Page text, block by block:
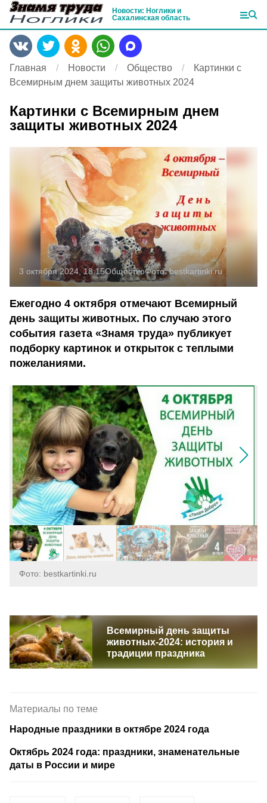
Новости: Ноглики и
Сахалинская область
Главная Новости Общество
Картинки с
Всемирным днем защиты животных 2024
Картинки с Всемирным днем
защиты животных 2024
3 октября 2024, 18:15ОбществоФото:bestkartinki.ru
Ежегодно 4 октября отмечают Всемирный
день защиты животных. По случаю этого
события газета «Знамя труда» публикует
подборку картинок и открыток с теплыми
пожеланиями.
Фото: bestkartinki.ru
Всемирный день защиты
животных-2024: история и
традиции праздника
Материалы по теме
Народные праздники в октябре 2024 года
Октябрь 2024 года: праздники, знаменательные
даты в России и мире